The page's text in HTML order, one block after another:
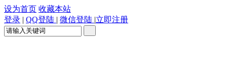
设为首页 收藏本站
登录 | QQ登陆 | 微信登陆 |立即注册